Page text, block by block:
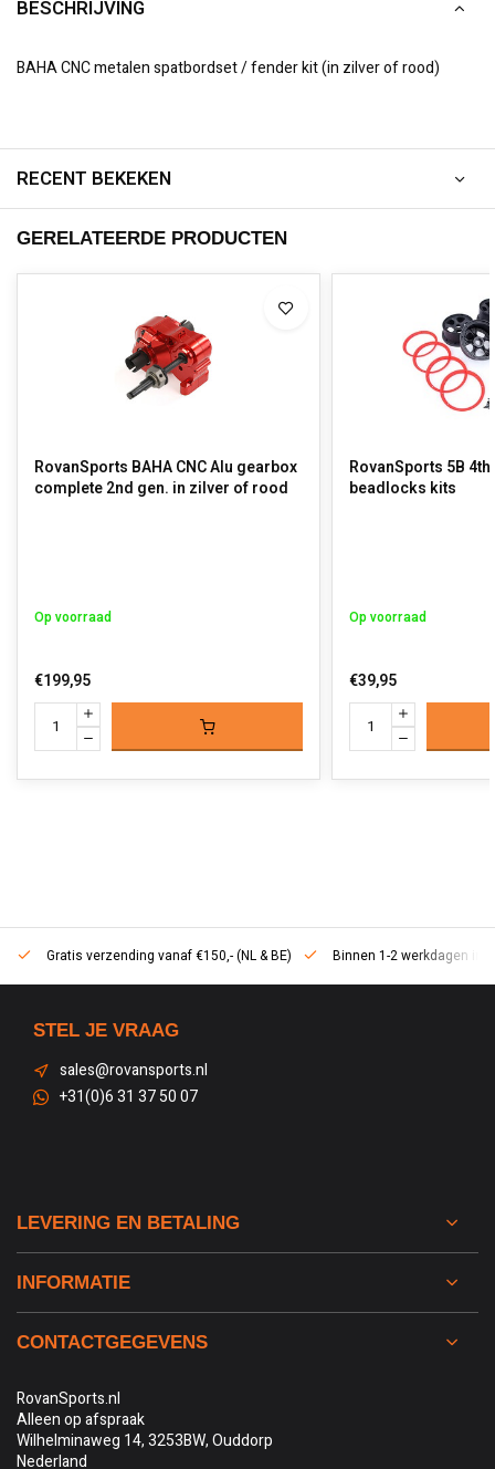
BESCHRIJVING
BAHA CNC metalen spatbordset / fender kit (in zilver of rood)
RECENT BEKEKEN
GERELATEERDE PRODUCTEN
RovanSports BAHA CNC Alu gearbox
complete 2nd gen. in zilver of rood
Op voorraad
€199,95
RovanSports 5B
beadlocks kits
Op voorraad
€39,95
Gratis verzending vanaf €150,- (NL & BE) Binnen 1-2 werkdagen in
STEL JE VRAAG
sales@rovansports.nl
+31(0)6 31 37 50 07
LEVERING EN BETALING
INFORMATIE
CONTACTGEGEVENS
RovanSports.nl
Alleen op afspraak
Wilhelminaweg 14, 3253BW, Ouddorp
Nederland